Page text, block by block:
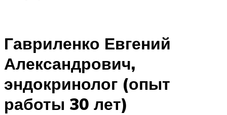
Гавриленко Евгений
Александрович,
эндокринолог (опыт
работы 30 лет)